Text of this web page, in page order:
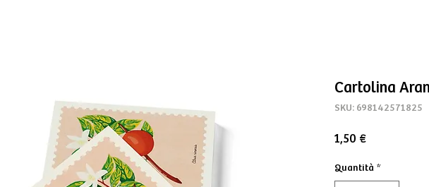
Cartolina
SKU: 698142571825
1,50 €Prezzo
Quantità *